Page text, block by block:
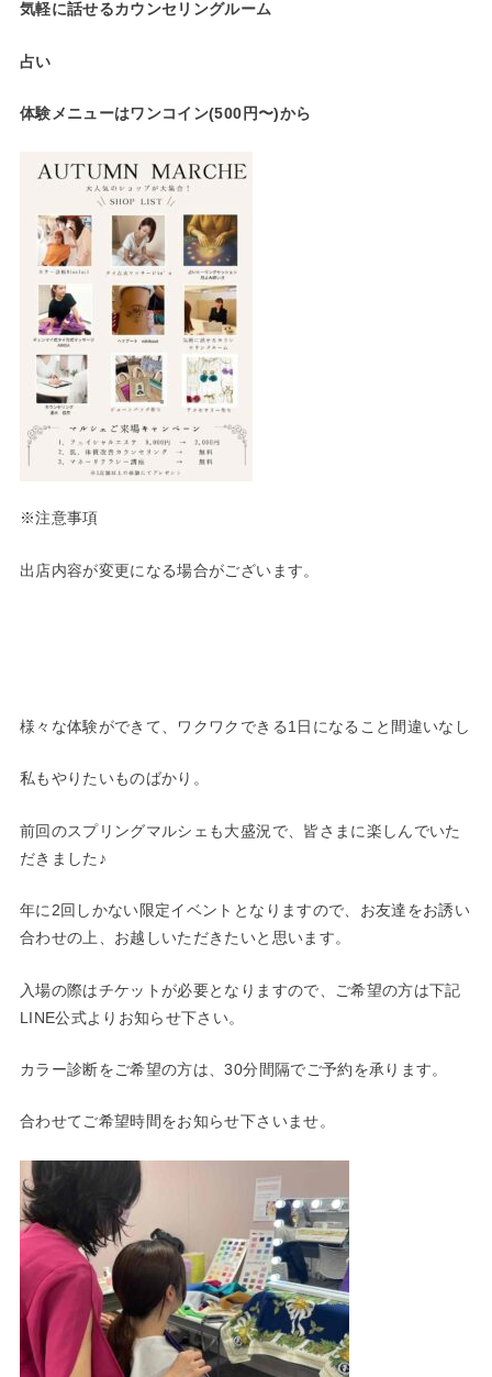
気軽に話せるカウンセリングルーム
占い
体験メニューはワンコイン(500円〜)から
※注意事項
出店内容が変更になる場合がございます。
様々な体験ができて、ワクワクできる1日になること間違いなし
私もやりたいものばかり。
前回のスプリングマルシェも大盛況で、皆さまに楽しんでいた
だきました♪
年に2回しかない限定イベントとなりますので、お友達をお誘い
合わせの上、お越しいただきたいと思います。
入場の際はチケットが必要となりますので、ご希望の方は下記
LINE公式よりお知らせ下さい。
カラー診断をご希望の方は、30分間隔でご予約を承ります。
合わせてご希望時間をお知らせ下さいませ。